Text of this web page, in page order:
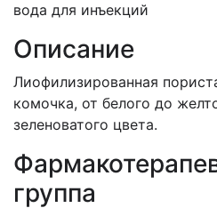
вода для инъекций
Описание
Лиофилизированная
комочка, от белого до
зеленоватого цвета.
группа